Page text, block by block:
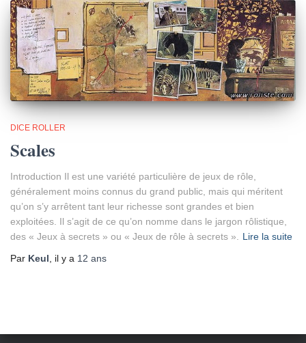
DICE ROLLER
Scales
Introduction Il est une variété particulière de jeux de rôle,
généralement moins connus du grand public, mais qui méritent
qu’on s’y arrêtent tant leur richesse sont grandes et bien
exploitées. Il s’agit de ce qu’on nomme dans le jargon rôlistique,
des « Jeux à secrets » ou « Jeux de rôle à secrets ».
Lire la suite
Par Keul , il y a 12 ans